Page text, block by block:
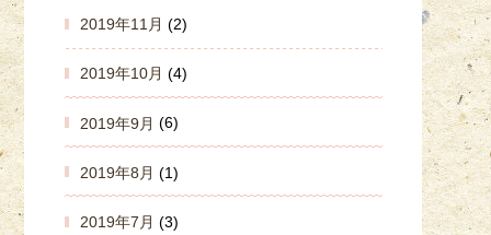
2019年11月 (2)
2019年10月 (4)
2019年9月 (6)
2019年8月 (1)
2019年7月 (3)